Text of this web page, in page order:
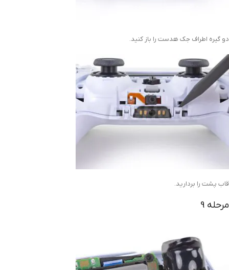
دو گیره اطراف جک هدست را باز کنید.
قاب پشت را بردارید.
مرحله 9